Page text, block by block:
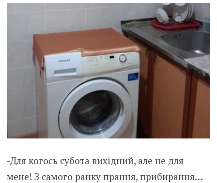
-Для когось субота вихідний, але не для
мене! З самого ранку прання, прибирання…